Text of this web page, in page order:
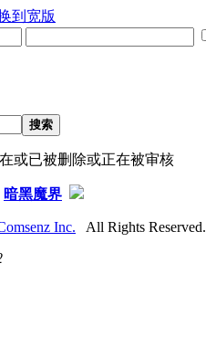
到宽版
搜索
或已被删除或正在被审核
暗黑魔界
Inc. All Rights Reserved.